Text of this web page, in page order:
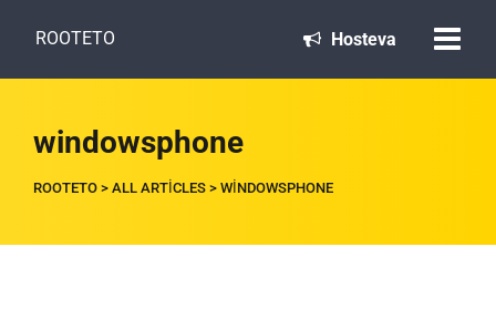
ROOTETO Hosteva
windowsphone
ROOTETO > ALL ARTICLES > WINDOWSPHONE